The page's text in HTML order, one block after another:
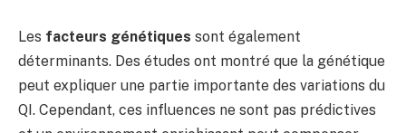
Les facteurs génétiques sont également
déterminants. Des études ont montré que la génétique
peut expliquer une partie importante des variations du
QI. Cependant, ces influences ne sont pas prédictives